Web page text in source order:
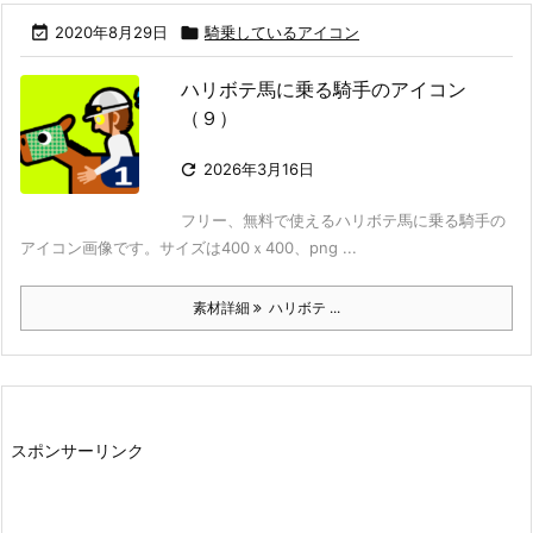
 2020年8月29日  騎乗しているアイコン
ハリボテ馬に乗る騎手のアイコン
（９）
 2026年3月16日
フリー、無料で使えるハリボテ馬に乗る騎手の
アイコン画像です。サイズは400ｘ400、png ...
素材詳細 ハリボテ ...
スポンサーリンク